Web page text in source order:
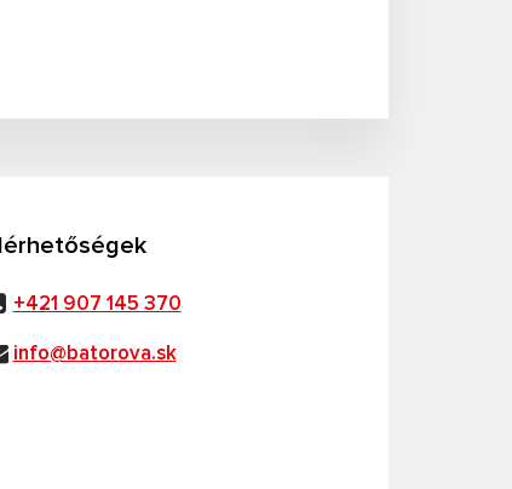
+421 907 145 370
info@batorova.sk